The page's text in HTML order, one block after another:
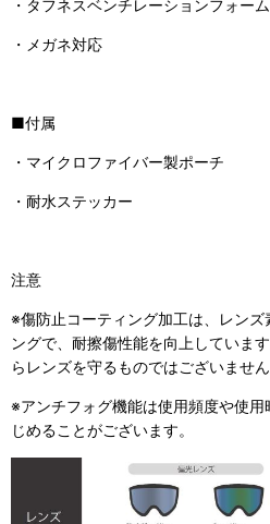
・タフネスベンチレーションフォー
・メガネ対応
■付属
・マイクロファイバー製ポーチ
・耐水ステッカー
注意
※傷防止コーティング加工は、レンズ
ングで、耐擦傷性能を向上していま
らレンズを守るものではございません
※アンチフォグ機能は使用頻度や使
じめることがございます。